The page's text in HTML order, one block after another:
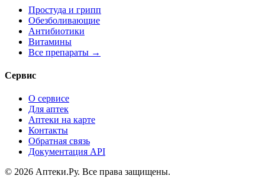
Простуда и грипп
Обезболивающие
Антибиотики
Витамины
Все препараты →
Сервис
О сервисе
Для аптек
Аптеки на карте
Контакты
Обратная связь
Документация API
© 2026 Аптеки.Ру. Все права защищены.